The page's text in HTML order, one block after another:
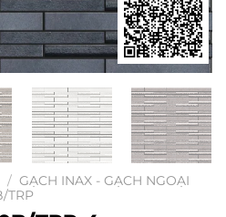
/ GẠCH INAX - GẠCH NGOẠI
TRP